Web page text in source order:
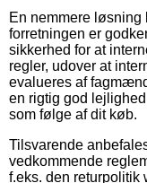
En nemmere
forretningen er
sikkerhed for at
regler, udover at
evalueres af
en rigtig god
som følge af dit køb.
Tilsvarende
vedkommende
f.eks. den returpolitik